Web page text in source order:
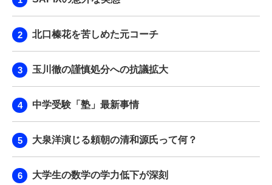
北口榛花を苦しめた元コーチ
玉川徹の謹慎処分への抗議拡大
中学受験「塾」最新事情
大泉洋演じる頼朝の清和源氏って何？
大学生の数学の学力低下が深刻